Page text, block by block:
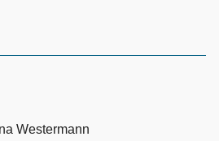
Westermann